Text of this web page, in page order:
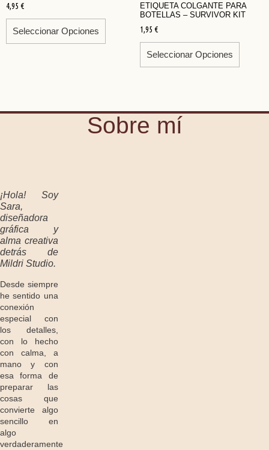
4,95 €
Seleccionar Opciones
ETIQUETA COLGANTE PARA
BOTELLAS – SURVIVOR KIT
1,95 €
Seleccionar Opciones
Sobre mí
¡Hola! Soy
Sara,
diseñadora
gráfica y
alma creativa
detrás de
Mildri Studio.
Desde siempre
he sentido una
conexión
especial con
los detalles,
con lo hecho
con calma, a
mano y con
esa forma de
preparar las
cosas que
convierte algo
sencillo en
algo
verdaderamente